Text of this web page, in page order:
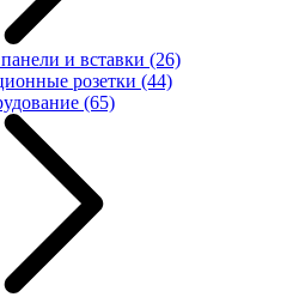
и вставки (26)
розетки (44)
(65)